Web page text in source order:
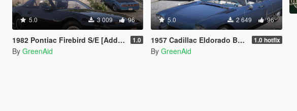
5.0 3 009 96
1982 Pontiac Firebird S/E [Add-On | LODs | VehFuncsV] 1.0
By GreenAid
5.0 2 649 96
1957 Cadillac Eldorado Brougham [Add-On | LODs | VehFuncsV] 1.0 hotfix
By GreenAid